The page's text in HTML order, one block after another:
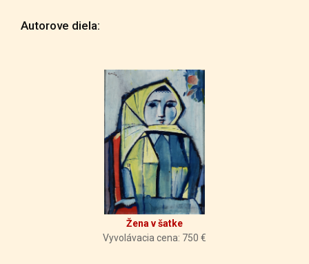
Autorove diela:
Žena v šatke
Vyvolávacia cena: 750 €